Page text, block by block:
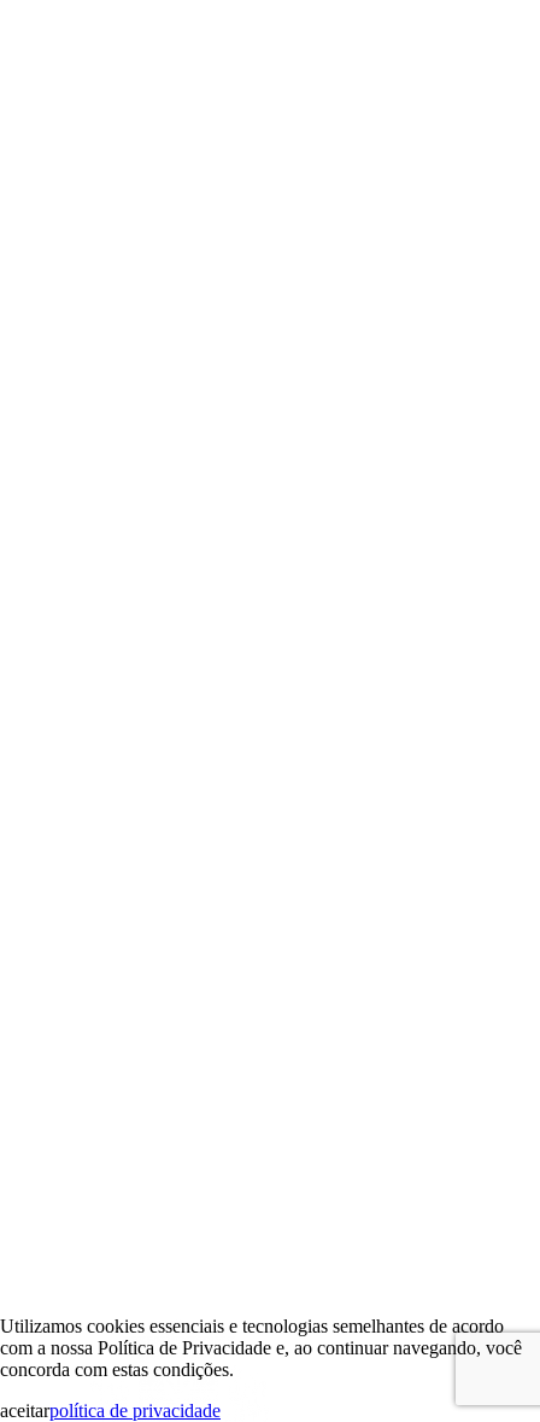
Utilizamos cookies essenciais e tecnologias semelhantes de acordo
com a nossa Política de Privacidade e, ao continuar navegando, você
concorda com estas condições.
aceitarpolítica de privacidade